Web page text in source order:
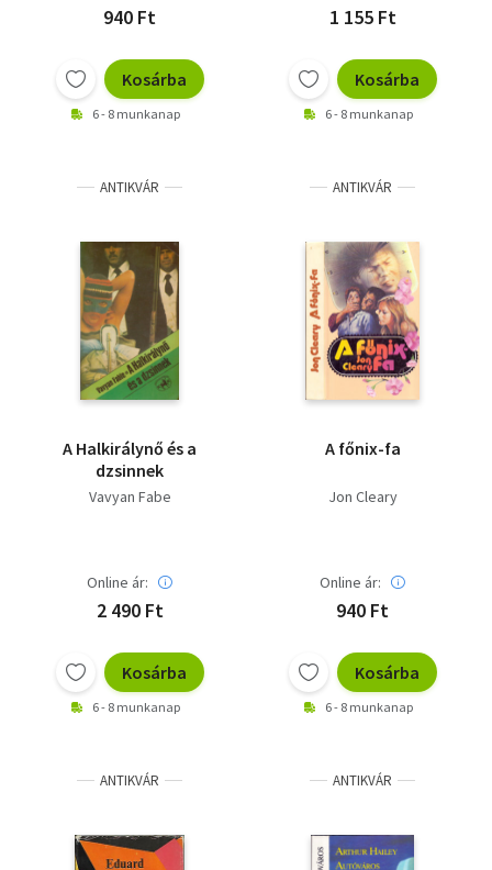
940 Ft
Kosárba
6 - 8 munkanap
1 155 Ft
Kosárba
6 - 8 munkanap
ANTIKVÁR
A Halkirálynő és a
dzsinnek
Vavyan Fabe
Online ár:
2 490 Ft
Kosárba
6 - 8 munkanap
ANTIKVÁR
A főnix-fa
Jon Cleary
Online ár:
940 Ft
Kosárba
6 - 8 munkanap
ANTIKVÁR ANTIKVÁR